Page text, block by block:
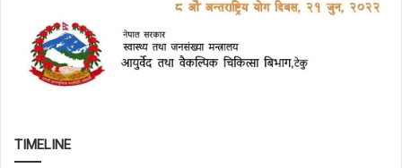
TIMELINE